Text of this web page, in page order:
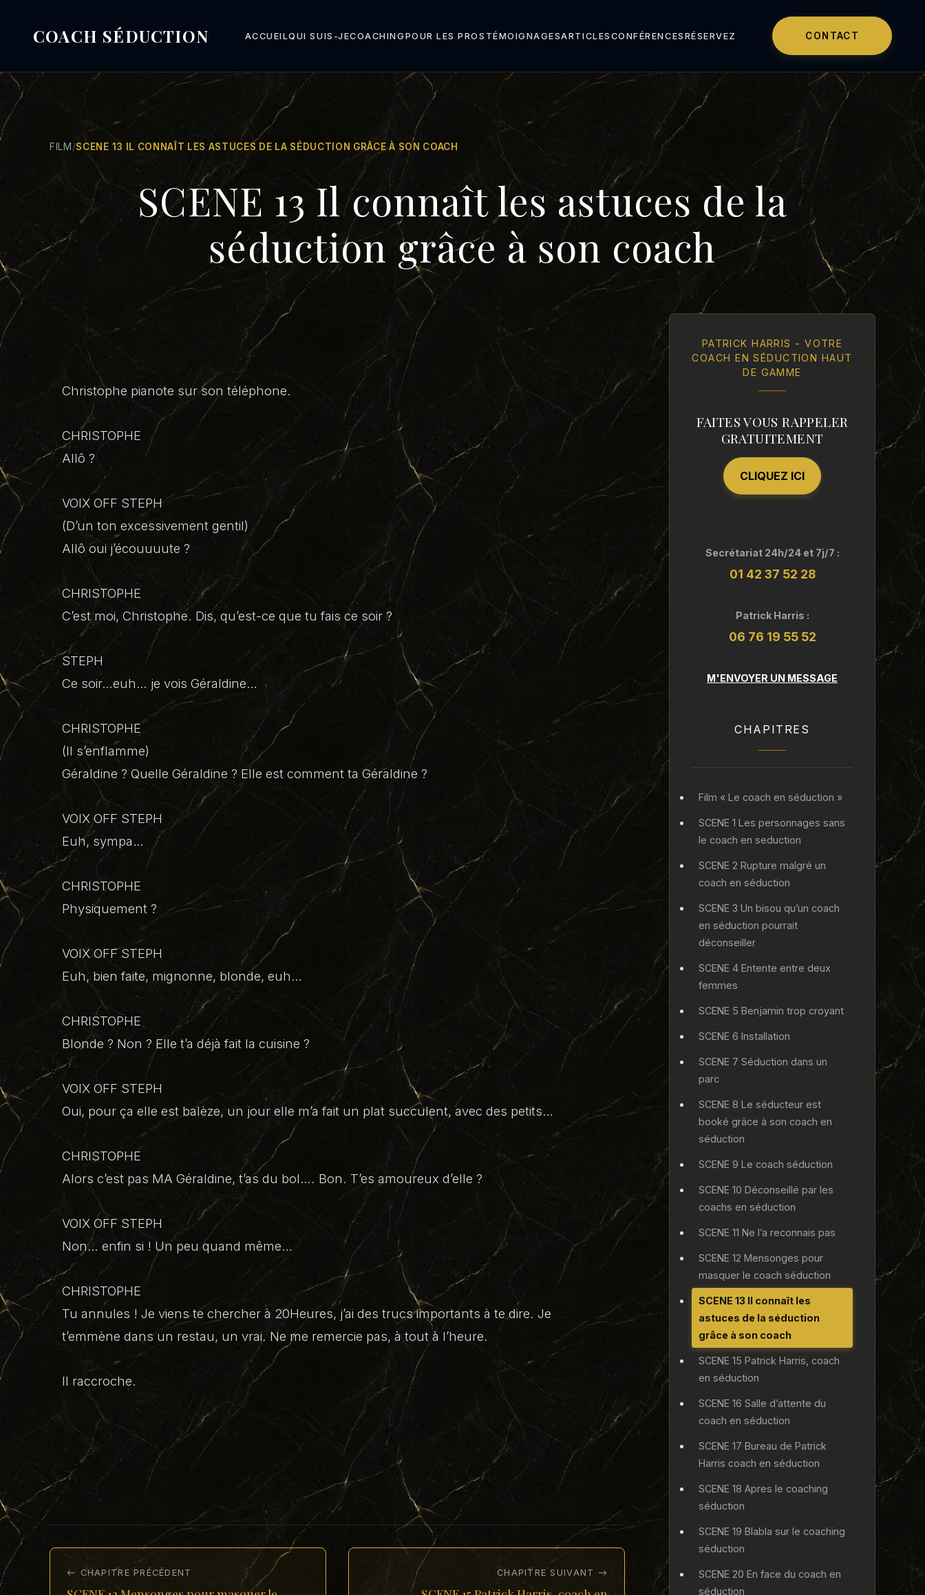
COACH SÉDUCTION ACCUEILQUI SUIS-JECOACHING POUR LES PROS TÉMOIGNAGESARTICLES CONFÉRENCES RÉSERVEZ CONTACT
FILM /SCENE 13 IL CONNAÎT LES ASTUCES DE LA SÉDUCTION GRÂCE À SON COACH
SCENE 13 Il connaît les astuces de la
séduction grâce à son coach
Christophe pianote sur son téléphone.
CHRISTOPHE
Allô ?
VOIX OFF STEPH
(D’un ton excessivement gentil)
Allô oui j’écouuuute ?
CHRISTOPHE
C’est moi, Christophe. Dis, qu’est-ce que tu fais ce soir ?
STEPH
Ce soir…euh… je vois Géraldine…
CHRISTOPHE
(Il s’enflamme)
Géraldine ? Quelle Géraldine ? Elle est comment ta Géraldine ?
VOIX OFF STEPH
Euh, sympa…
CHRISTOPHE
Physiquement ?
VOIX OFF STEPH
Euh, bien faite, mignonne, blonde, euh…
CHRISTOPHE
Blonde ? Non ? Elle t’a déjà fait la cuisine ?
VOIX OFF STEPH
Oui, pour ça elle est balèze, un jour elle m’a fait un plat succulent, avec des petits…
CHRISTOPHE
Alors c’est pas MA Géraldine, t’as du bol…. Bon. T’es amoureux d’elle ?
VOIX OFF STEPH
Non… enfin si ! Un peu quand même…
CHRISTOPHE
Tu annules ! Je viens te chercher à 20Heures, j’ai des trucs importants à te dire. Je
t’emmène dans un restau, un vrai. Ne me remercie pas, à tout à l’heure.
Il raccroche.
← CHAPITRE PRÉCÉDENT CHAPITRE SUIVANT →
PATRICK HARRIS - VOTRE
COACH EN SÉDUCTION HAUT
DE GAMME
FAITES VOUS RAPPELER
GRATUITEMENT
CLIQUEZ ICI
Secrétariat 24h/24 et 7j/7 :
01 42 37 52 28
Patrick Harris :
06 76 19 55 52
M'ENVOYER UN MESSAGE
CHAPITRES
Film « Le coach en séduction »
SCENE 1 Les personnages sans
le coach en seduction
SCENE 2 Rupture malgré un
coach en séduction
SCENE 3 Un bisou qu’un coach
en séduction pourrait
déconseiller
SCENE 4 Entente entre deux
femmes
SCENE 5 Benjamin trop croyant
SCENE 6 Installation
SCENE 7 Séduction dans un
parc
SCENE 8 Le séducteur est
booké grâce à son coach en
séduction
SCENE 9 Le coach séduction
SCENE 10 Déconseillé par les
coachs en séduction
SCENE 11 Ne l’a reconnais pas
SCENE 12 Mensonges pour
masquer le coach séduction
SCENE 13 Il connaît les
astuces de la séduction
grâce à son coach
SCENE 15 Patrick Harris, coach
en séduction
SCENE 16 Salle d’attente du
coach en séduction
SCENE 17 Bureau de Patrick
Harris coach en séduction
SCENE 18 Apres le coaching
séduction
SCENE 19 Blabla sur le coaching
séduction
SCENE 20 En face du coach en
séduction